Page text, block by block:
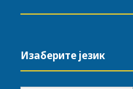
Изаберите језик